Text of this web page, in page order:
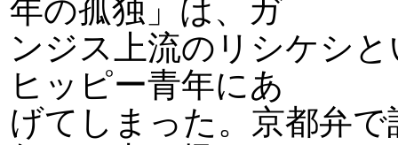
年の孤独」は、ガ
ンジス上流のリシケシ
ヒッピー青年にあ
げてしまった。京都弁